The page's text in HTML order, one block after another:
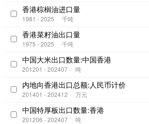
香港棕榈油进口量
1981 - 2025 千吨
香港菜籽油出口量
1975 - 2025 千吨
中国大米出口数量:中国香港
201201 - 202407 吨
内地向香港出口总额:人民币计价
201401 - 202412 万元
中国特厚板出口数量:香港
201206 - 202407 吨